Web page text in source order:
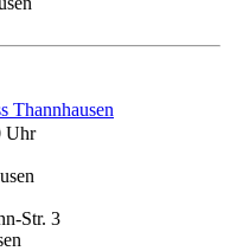
Thannhausen
Uhr
Str. 3